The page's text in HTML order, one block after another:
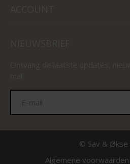
© Sav & Økse
Algemene voorwaarden